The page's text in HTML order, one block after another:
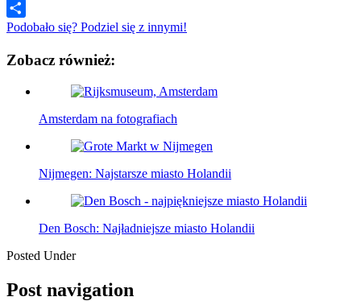
Wykop
Podobało się? Podziel się z innymi!
Zobacz również:
Amsterdam na fotografiach
Nijmegen: Najstarsze miasto Holandii
Den Bosch: Najładniejsze miasto Holandii
Posted Under
Post navigation